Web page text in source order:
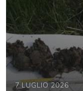
7 LUGLIO 2026